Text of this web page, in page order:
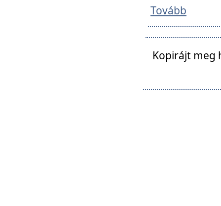
Tovább
Kopirájt meg